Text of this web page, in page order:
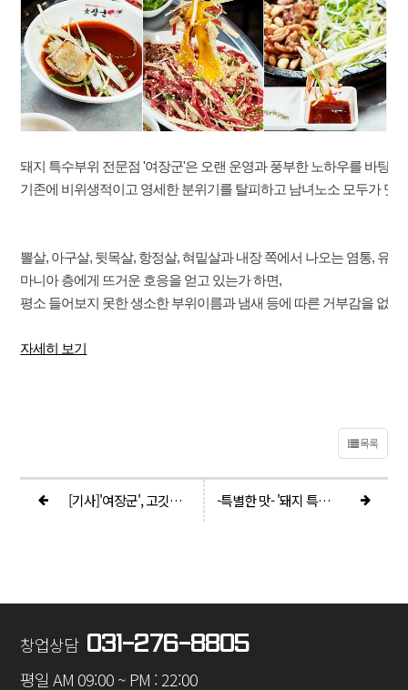
돼지 특수부위 전문점 '여장군'은 오랜 운영과 풍부한 노하우를 바탕
기존에 비위생적이고 영세한 분위기를 탈피하고 남녀노소 모두가 맛
뽈살, 아구살, 뒷목살, 항정살, 혀밑살과 내장 쪽에서 나오는 염통, 유
마니아 층에게 뜨거운 호응을 얻고 있는가 하면,
평소 들어보지 못한 생소한 부위이름과 냄새 등에 따른 거부감을 없
자세히 보기
목록
[기사]'여장군', 고깃집 창업 성공? 인건비와 노동강도 줄인 창업시스템 갖춰야 -특별한 맛- '돼지 특수부위 전문점 여장군'
창업상담 031-276-8805
평일 AM 09:00 ~ PM : 22:00